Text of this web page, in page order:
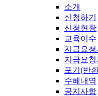
소개
신청하기
신청현황
교육이
지급요청
지급요
포기(반
수혜내역
공지사항